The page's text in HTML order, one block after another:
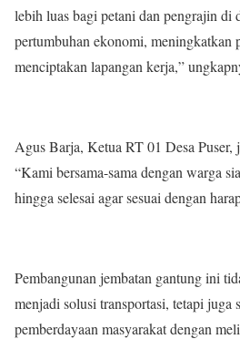
lebih luas bagi petani dan pengrajin di
pertumbuhan ekonomi, meningkatkan
menciptakan lapangan kerja,”
Agus Barja, Ketua RT 01 Desa Puser,
“Kami bersama-sama dengan warga
hingga selesai agar sesuai dengan
Pembangunan jembatan gantung ini
menjadi solusi transportasi, tetapi juga
pemberdayaan masyarakat dengan